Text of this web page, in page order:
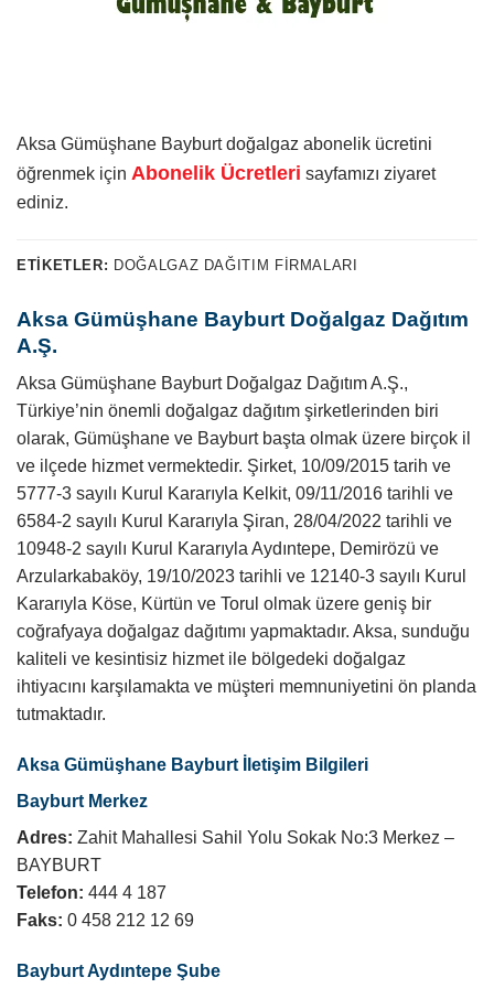
Aksa Gümüşhane Bayburt doğalgaz abonelik ücretini
öğrenmek için Abonelik Ücretleri sayfamızı ziyaret
ediniz.
ETIKETLER: DOĞALGAZ DAĞITIM FIRMALARI
Aksa Gümüşhane Bayburt Doğalgaz Dağıtım
A.Ş.
Aksa Gümüşhane Bayburt Doğalgaz Dağıtım A.Ş.,
Türkiye’nin önemli doğalgaz dağıtım şirketlerinden biri
olarak, Gümüşhane ve Bayburt başta olmak üzere birçok il
ve ilçede hizmet vermektedir. Şirket, 10/09/2015 tarih ve
5777-3 sayılı Kurul Kararıyla Kelkit, 09/11/2016 tarihli ve
6584-2 sayılı Kurul Kararıyla Şiran, 28/04/2022 tarihli ve
10948-2 sayılı Kurul Kararıyla Aydıntepe, Demirözü ve
Arzularkabaköy, 19/10/2023 tarihli ve 12140-3 sayılı Kurul
Kararıyla Köse, Kürtün ve Torul olmak üzere geniş bir
coğrafyaya doğalgaz dağıtımı yapmaktadır. Aksa, sunduğu
kaliteli ve kesintisiz hizmet ile bölgedeki doğalgaz
ihtiyacını karşılamakta ve müşteri memnuniyetini ön planda
tutmaktadır.
Aksa Gümüşhane Bayburt İletişim Bilgileri
Bayburt Merkez
Adres: Zahit Mahallesi Sahil Yolu Sokak No:3 Merkez –
BAYBURT
Telefon: 444 4 187
Faks: 0 458 212 12 69
Bayburt Aydıntepe Şube